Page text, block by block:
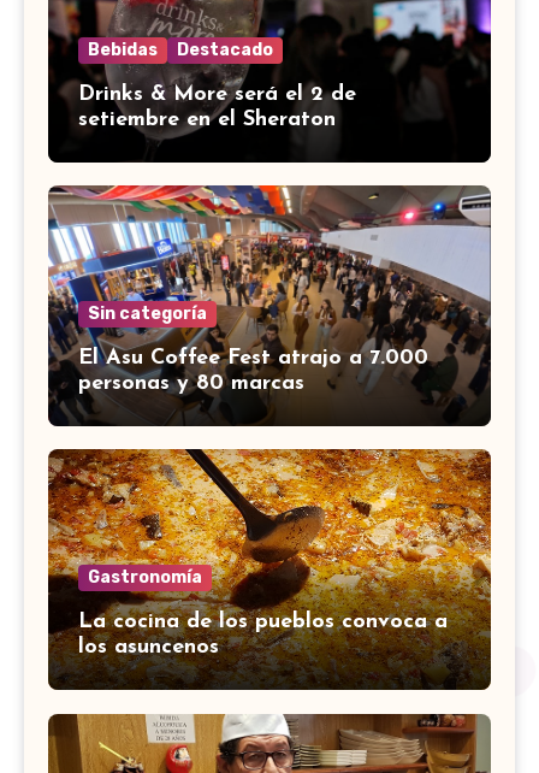
Bebidas Destacado
Drinks & More será el 2 de
setiembre en el Sheraton
Sin categoría
El Asu Coffee Fest atrajo a 7.000
personas y 80 marcas
Gastronomía
La cocina de los pueblos convoca a
los asuncenos